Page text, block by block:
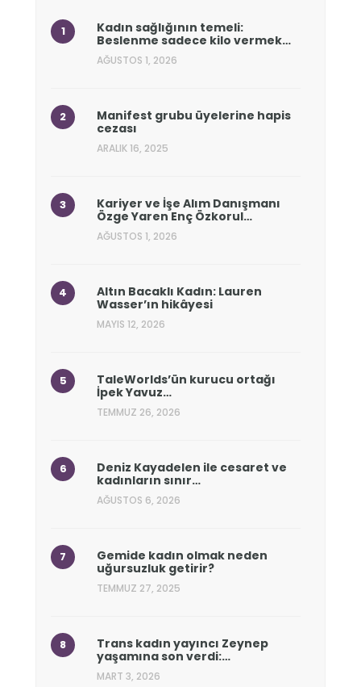
Kadın sağlığının temeli:
Beslenme sadece kilo vermek…
AĞUSTOS 1, 2026
Manifest grubu üyelerine hapis
cezası
ARALIK 16, 2025
Kariyer ve İşe Alım Danışmanı
Özge Yaren Enç Özkorul…
AĞUSTOS 1, 2026
Altın Bacaklı Kadın: Lauren
Wasser’ın hikâyesi
MAYIS 12, 2026
TaleWorlds’ün kurucu ortağı
İpek Yavuz…
TEMMUZ 26, 2026
Deniz Kayadelen ile cesaret ve
kadınların sınır…
AĞUSTOS 6, 2026
Gemide kadın olmak neden
uğursuzluk getirir?
TEMMUZ 27, 2025
Trans kadın yayıncı Zeynep
yaşamına son verdi:…
MART 3, 2026